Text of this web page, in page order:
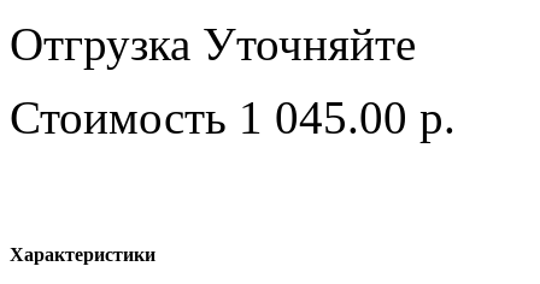
Отгрузка Уточняйте
Стоимость 1 045.00 р.
Характеристики